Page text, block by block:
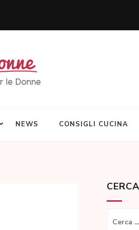
NEWS CONSIGLI CUCINA
Ricerca